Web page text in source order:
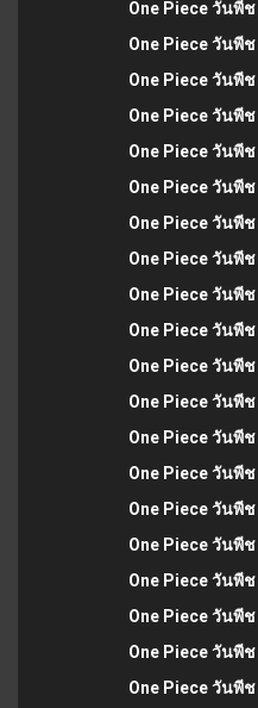
One Piece วันพี
One Piece วันพี
One Piece วันพี
One Piece วันพี
One Piece วันพี
One Piece วันพี
One Piece วันพี
One Piece วันพี
One Piece วันพี
One Piece วันพี
One Piece วันพี
One Piece วันพี
One Piece วันพี
One Piece วันพี
One Piece วันพี
One Piece วันพี
One Piece วันพี
One Piece วันพี
One Piece วันพี
One Piece วันพี